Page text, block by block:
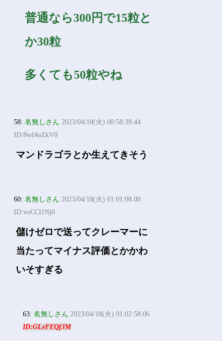
普通なら300円で15粒と
か30粒
多くても50粒やね
58:名無しさん 2023/04/18(火) 00:58:39.44
ID:8wf4uZkV0
マンドラゴラとか生えてきそう
60:名無しさん 2023/04/18(火) 01:01:08.00
ID:voCCl1Nj0
儲けゼロで送ってクレーマーに
当たってマイナス評価とかかわ
いそすぎる
63:名無しさん 2023/04/18(火) 01:02:58.06
ID:GLeFEQfJM